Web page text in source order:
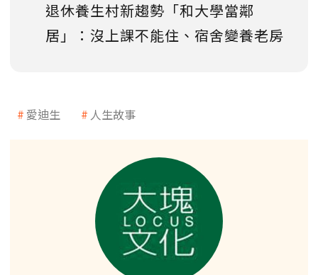
退休養生村新趨勢「和大學當鄰
居」：沒上課不能住、宿舍變養老房
愛迪生 人生故事